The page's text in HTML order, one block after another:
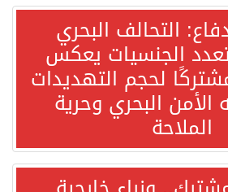
وزير الخارجية السعودي: جميع إجراءات إسرائيل الأحادية في أراضي فلسطين باطلة
ورقة بحثية: التحالف البحري الدفاعي بقيادة الرياض يعيد صياغة مفهوم أمن البحار
التحالف البحري
الجنسيات يعكس
لحجم التهديدات
الأمن البحري وحرية
الملاحة